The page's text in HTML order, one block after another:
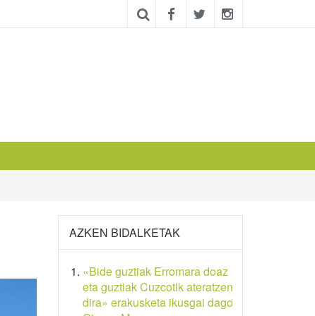
AZKEN BIDALKETAK
«Bide guztiak Erromara doaz
eta guztiak Cuzcotik ateratzen
dira» erakusketa ikusgai dago